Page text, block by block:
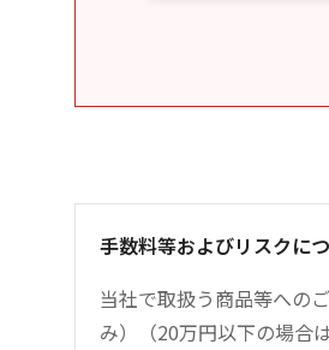
手数料等およびリスクに
当社で取扱う商品等への
み）（20万円以下の場合